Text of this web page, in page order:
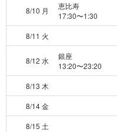
8/10 月
恵比寿
17:30〜1:30
8/11 火
8/12 水
銀座
13:20〜23:20
8/13 木
8/14 金
8/15 土